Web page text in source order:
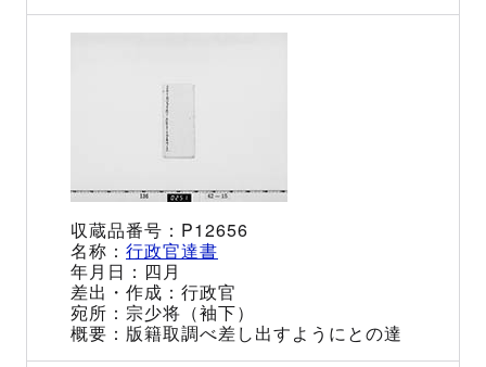
P12656
行政官達書
四月
行政官
宗少将（袖下）
版籍取調べ差し出すようにとの達